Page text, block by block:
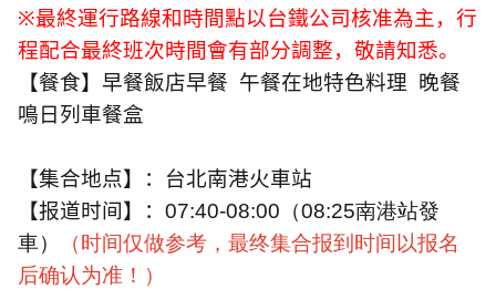
※最終運行路線和時間點以台鐵公司核准為主，行
程配合最終班次時間會有部分調整，敬請知悉。
【餐食】早餐飯店早餐 午餐在地特色料理
晚餐
鳴日列車餐盒
【集合地点】：台北南港火車站
【报道时间】： 07:40-08:00（08:25南港站發
車）
（时间仅做参考，最终集合报到时间以报名
后确认为准！）